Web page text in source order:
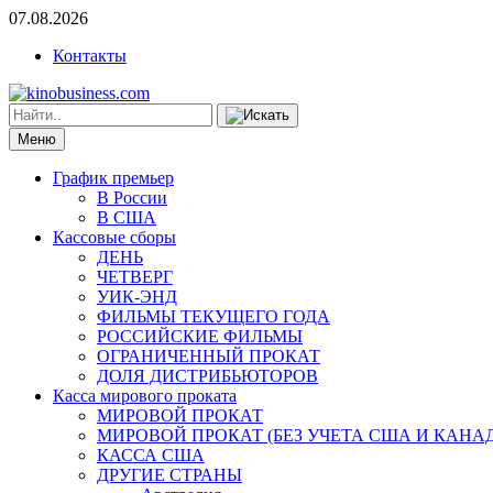
07.08.2026
Контакты
Меню
График премьер
В России
В США
Кассовые сборы
ДЕНЬ
ЧЕТВЕРГ
УИК-ЭНД
ФИЛЬМЫ ТЕКУЩЕГО ГОДА
РОССИЙСКИЕ ФИЛЬМЫ
ОГРАНИЧЕННЫЙ ПРОКАТ
ДОЛЯ ДИСТРИБЬЮТОРОВ
Касса мирового проката
МИРОВОЙ ПРОКАТ
МИРОВОЙ ПРОКАТ (БЕЗ УЧЕТА США И
КАССА США
ДРУГИЕ СТРАНЫ